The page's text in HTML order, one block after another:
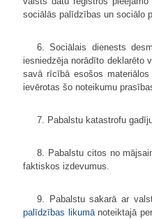
sociālās palīdzības un sociālo
6. Sociālais dienests
iesniedzēja norādīto deklarēto
savā rīcībā esošos
ievērotas šo noteikumu
7. Pabalstu katastrofu
8. Pabalstu citos no
faktiskos izdevumus.
9. Pabalstu sakarā ar
palīdzības likumānoteiktajā